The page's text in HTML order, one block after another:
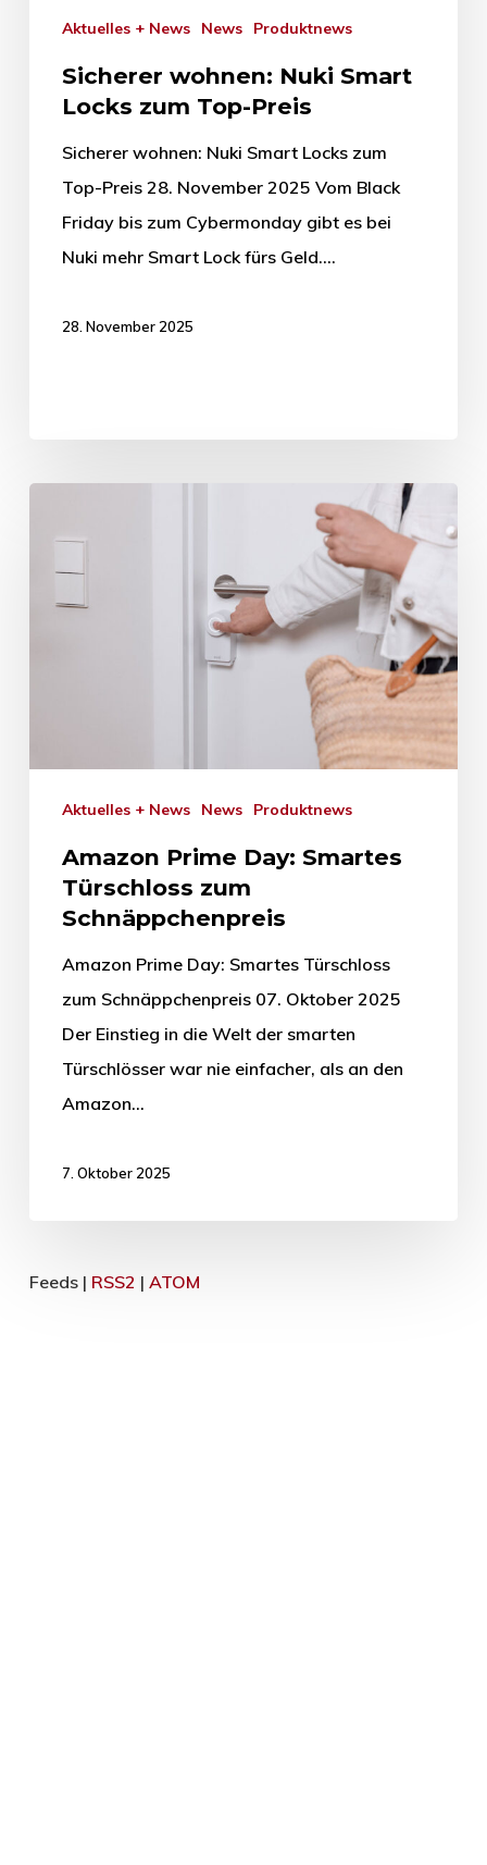
Aktuelles + News News Produktnews
Sicherer wohnen: Nuki Smart
Locks zum Top-Preis
Sicherer wohnen: Nuki Smart Locks zum
Top-Preis 28. November 2025 Vom Black
Friday bis zum Cybermonday gibt es bei
Nuki mehr Smart Lock fürs Geld.…
28. November 2025
Aktuelles + News News Produktnews
Amazon Prime Day: Smartes
Türschloss zum
Schnäppchenpreis
Amazon Prime Day: Smartes Türschloss
zum Schnäppchenpreis 07. Oktober 2025
Der Einstieg in die Welt der smarten
Türschlösser war nie einfacher, als an den
Amazon…
7. Oktober 2025
Feeds | RSS2 | ATOM